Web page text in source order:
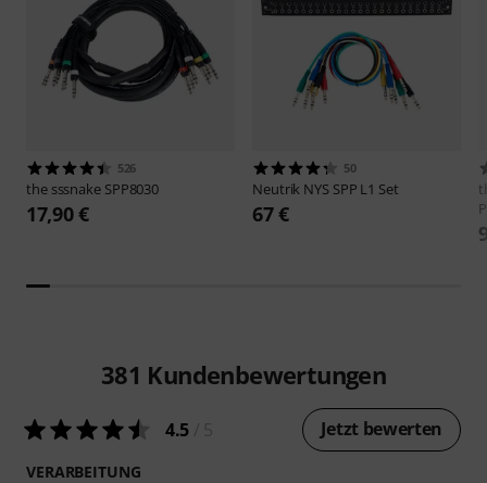
526
the sssnake SPP8030
17,90 €
50
Neutrik NYS SPP L1 Set
67 €
381 Kundenbewertungen
4.5 Jetzt bewerten
VERARBEITUNG